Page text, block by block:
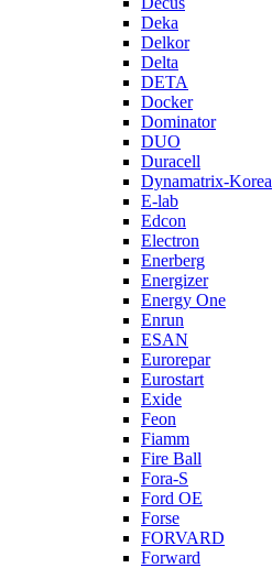
Deka
Delkor
Delta
DETA
Docker
Dominator
DUO
Duracell
Dynamatrix-Korea
E-lab
Edcon
Electron
Enerberg
Energizer
Energy One
Enrun
ESAN
Eurorepar
Eurostart
Exide
Feon
Fiamm
Fire Ball
Fora-S
Ford OE
Forse
FORVARD
Forward